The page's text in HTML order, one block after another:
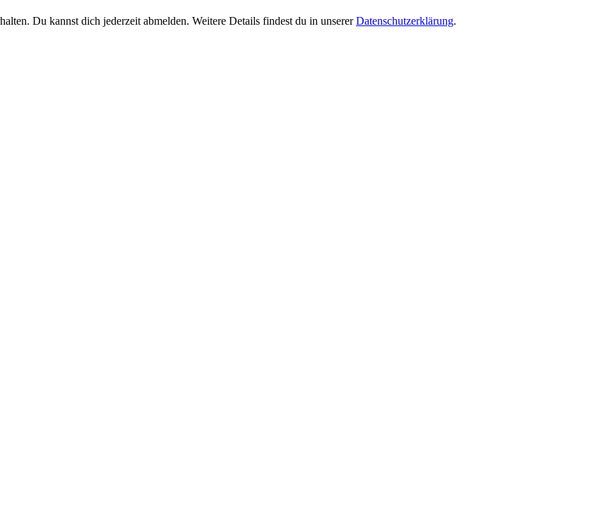
Du kannst dich jederzeit abmelden. Weitere Details findest du in unserer Datenschutzerklärung.